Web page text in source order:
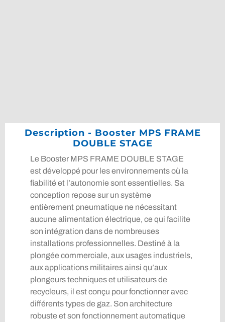
Description - Booster MPS FRAME
DOUBLE STAGE
Le Booster MPS FRAME DOUBLE STAGE
est développé pour les environnements où la
fiabilité et l’autonomie sont essentielles. Sa
conception repose sur un système
entièrement pneumatique ne nécessitant
aucune alimentation électrique, ce qui facilite
son intégration dans de nombreuses
installations professionnelles. Destiné à la
plongée commerciale, aux usages industriels,
aux applications militaires ainsi qu’aux
plongeurs techniques et utilisateurs de
recycleurs, il est conçu pour fonctionner avec
différents types de gaz. Son architecture
robuste et son fonctionnement automatique